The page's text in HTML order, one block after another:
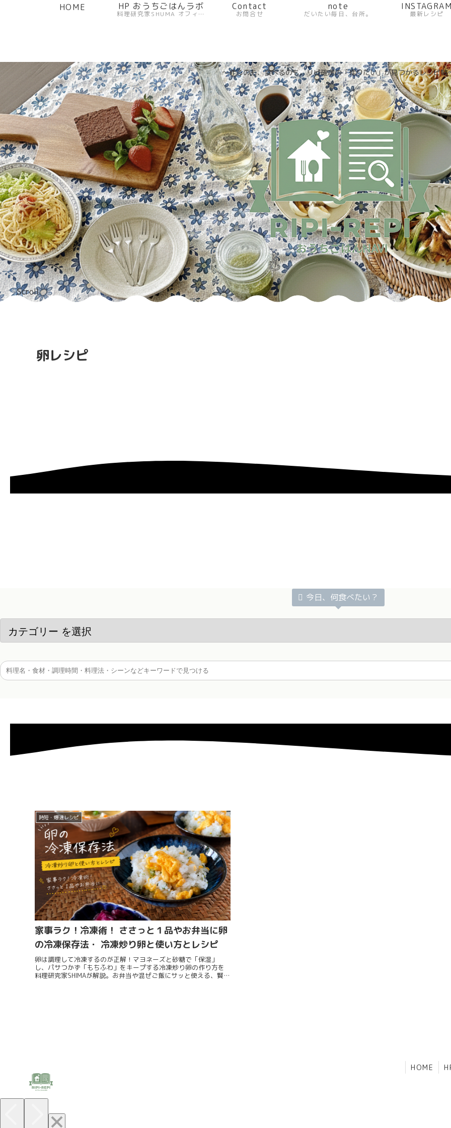
〜作るのも、食べるのも。リピ確定の「作りたい」が見つかるレシピ帖
Scroll
HOME HP おうちごはんラボ
料理研究家SHUMA オフィシャルサイト
Contact
お問合せ
note
だいたい毎日、台所。 最新レシピ
卵レシピ
今日、何食べたい？
時短・爆速レシピ
家事ラク！冷凍術！ ささっと１品やお弁当に卵
の冷凍保存法・ 冷凍炒り卵と使い方とレシピ
卵は調理して冷凍するのが正解！マヨネーズと砂糖で「保湿」
し、パサつかず「もちふわ」をキープする冷凍炒り卵の作り方を
料理研究家SHIMAが解説。お弁当や混ぜご飯にサッと使える、賢い
HOME